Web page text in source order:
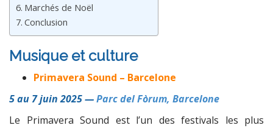
Marchés de Noël
Conclusion
Musique et culture
Primavera Sound – Barcelone
5 au 7 juin 2025 —Parc del Fòrum, Barcelone
Le Primavera Sound est l’un des festivals les plus